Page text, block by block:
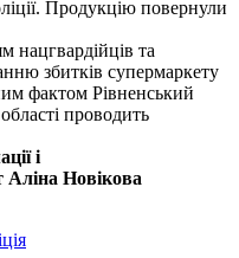
Продукцію повернули
нацгвардійців та
збитків супермаркету
фактом Рівненський
проводить
і
Новікова